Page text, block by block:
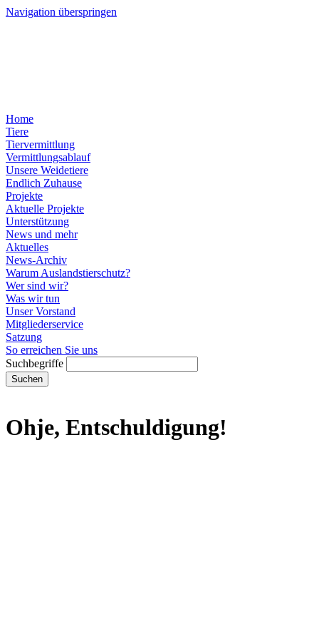
Navigation überspringen
Home
Tiere
Tiervermittlung
Vermittlungsablauf
Unsere Weidetiere
Endlich Zuhause
Projekte
Aktuelle Projekte
Unterstützung
News und mehr
Aktuelles
News-Archiv
Warum Auslandstierschutz?
Wer sind wir?
Was wir tun
Unser Vorstand
Mitgliederservice
Satzung
So erreichen Sie uns
Suchbegriffe
Suchen
Ohje, Entschuldigung!